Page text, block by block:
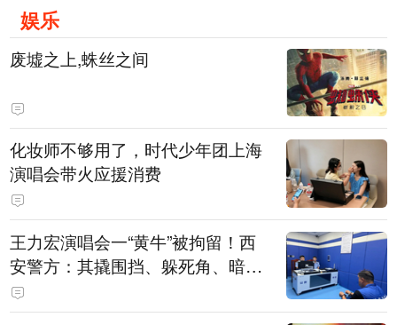
娱乐
废墟之上,蛛丝之间
化妆师不够用了，时代少年团上海
演唱会带火应援消费
王力宏演唱会一“黄牛”被拘留！西
安警方：其撬围挡、躲死角、暗地
带10人入场